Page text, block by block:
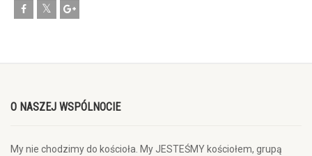
O NASZEJ WSPÓLNOCIE
My nie chodzimy do kościoła. My JESTEŚMY kościołem, grupą